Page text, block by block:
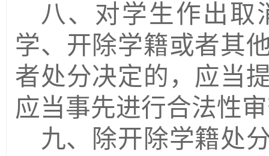
八、对学生作出取
学、开除学籍或者其
者处分决定的，应当
应当事先进行合法性
九、除开除学籍处